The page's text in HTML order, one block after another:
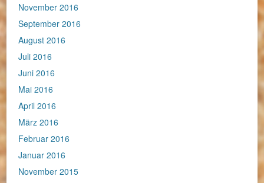
November 2016
September 2016
August 2016
Juli 2016
Juni 2016
Mai 2016
April 2016
März 2016
Februar 2016
Januar 2016
November 2015